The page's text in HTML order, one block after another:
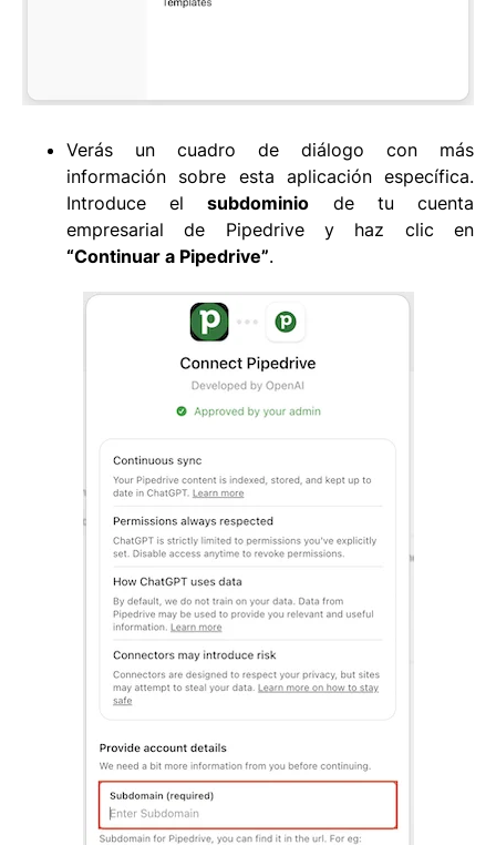
Verás un cuadro de diálogo con más
información sobre esta aplicación específica.
Introduce elsubdominio de tu cuenta
empresarial de Pipedrive y haz clic en
“Continuar a Pipedrive”.